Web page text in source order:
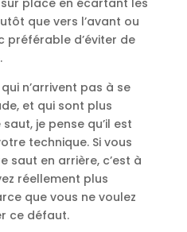
place en écartant les
que vers l’avant ou
préférable d’éviter de
n’arrivent pas à se
et qui sont plus
je pense qu’il est
technique. Si vous
saut en arrière, c’est à
réellement plus
que vous ne voulez
ce défaut.